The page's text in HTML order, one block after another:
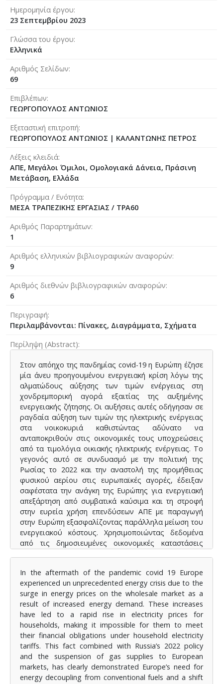
Ημερομηνία έργου
23 Σεπτεμβρίου 2023
Γλώσσα του έργου
Ελληνικά
Αριθμός Σελίδων
69
Επιβλέπων
ΓΕΩΡΓΟΠΟΥΛΟΣ ΑΝΤΩΝΙΟΣ
Εξεταστική επιτροπή
ΓΕΩΡΓΟΠΟΥΛΟΣ ΑΝΤΩΝΙΟΣ | ΚΑΛΑΝΤΩΝΗΣ ΠΕΤΡΟΣ
Λέξεις κλειδιά
ΑΠΕ, Μεγάλοι Όμιλοι, Ομολογιακά Δάνεια, Πράσινη
Μετάβαση, Ελλάδα
Πρόγραμμα / Ενότητα
ΜΕΣΑ ΤΡΑΠΕΖΙΚΗΣ ΕΡΓΑΣΙΑΣ / ΤΡΑ60
Αριθμός Παραρτημάτων
1
Αριθμός ελληνικών βιβλιογραφικών αναφορών
9
Αριθμός διεθνών βιβλιογραφικών αναφορών
6
Περιγραφή
Περιλαμβάνονται: Πίνακες, Διαγράμματα, Σχήματα
Περίληψη (Abstract)
Στον απόηχο της πανδημίας covid-19 η Ευρώπη έζησε
μία άνευ προηγουμένου ενεργειακή κρίση λόγω της
αλματώδους αύξησης των τιμών ενέργειας στη
χονδρεμπορική αγορά εξαιτίας της αυξημένης
ενεργειακής ζήτησης. Οι αυξήσεις αυτές οδήγησαν σε
ραγδαία αύξηση των τιμών της ηλεκτρικής ενέργειας
στα νοικοκυριά καθιστώντας αδύνατο να
ανταποκριθούν στις οικονομικές τους υποχρεώσεις
από τα τιμολόγια οικιακής ηλεκτρικής ενέργειας. Το
γεγονός αυτό σε συνδυασμό με την πολιτική της
Ρωσίας το 2022 και την αναστολή της προμήθειας
φυσικού αερίου στις ευρωπαϊκές αγορές, έδειξαν
σαφέστατα την ανάγκη της Ευρώπης για ενεργειακή
απεξάρτηση από συμβατικά καύσιμα και τη στροφή
στην ευρεία χρήση επενδύσεων ΑΠΕ με παραγωγή
στην Ευρώπη εξασφαλίζοντας παράλληλα μείωση του
ενεργειακού κόστους. Χρησιμοποιώντας δεδομένα
από τις δημοσιευμένες οικονομικές καταστάσεις
Επιχειρήσεων στην Ελλάδα που δραστηριοποιούνται
μόνο σε ΑΠΕ (αιολικά και φωτοβολταϊκά πάρκα)
συνοδευόμενες από τις εκθέσεις των Διοικητικών
Συμβουλίων προς τις Γενικές Συνελεύσεις των
Μετόχων τους μαζί με τα σχετικά σημειώματα των
οικονομικών αποτελεσμάτων εξήχθησαν τα εξής
συμπεράσματα: α) υπάρχει στρατηγικό ενδιαφέρον
των Μεγάλων Ομίλων για επενδύσεις σε ΑΠΕ και
σημαντική αύξηση της εγκατεστημένης ισχύος τους
στη χώρα β) ο κύκλος εργασιών τους δεν
παρουσιάζει μεγάλες διακυμάνσεις εφόσον τα πάρκα
In the aftermath of the pandemic covid 19 Europe
experienced un unprecedented energy crisis due to the
surge in energy prices on the wholesale market as a
result of increased energy demand. These increases
have led to a rapid rise in electricity prices for
households, making it impossible for them to meet
their financial obligations under household electricity
tariffs. This fact combined with Russia’s 2022 policy
and the suspension of gas supplies to European
markets, has clearly demonstrated Europe’s need for
energy decoupling from conventional fuels and a shift